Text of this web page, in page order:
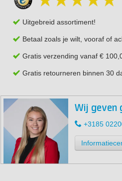
Uitgebreid assortiment!
Betaal zoals je wilt, vooraf of
Gratis verzending vanaf €
Gratis retourneren binnen 30
Wij geven
+3185